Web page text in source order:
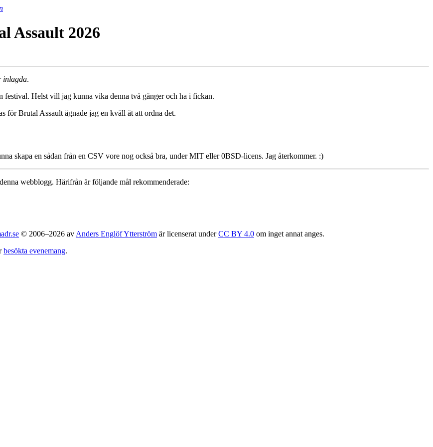
Assault 2026
inlagda.
festival. Helst vill jag kunna vika denna två gånger och ha i fickan.
för Brutal Assault ägnade jag en kväll åt att ordna det.
skapa en sådan från en CSV vore nog också bra, under MIT eller 0BSD-licens. Jag återkommer. :)
webblogg. Härifrån är följande mål rekommenderade:
© 2006–2026 av Anders Englöf Ytterström är licenserat underCC BY 4.0 om inget annat anges.
besökta evenemang.